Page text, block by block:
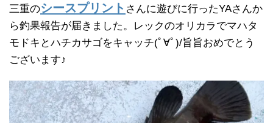
三重のシースプリント さんに遊びに行ったYAさんか
ら釣果報告が届きました。レックのオリカラでマハタ
モドキとハチカサゴをキャッチ(ﾟ∀ﾟ)/旨旨おめでとう
ございます♪